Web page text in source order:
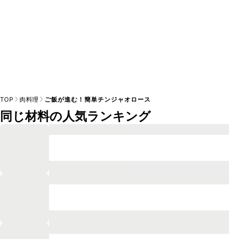
TOP 肉料理 ご飯が進む！簡単チンジャオロース
同じ材料の人気ランキング